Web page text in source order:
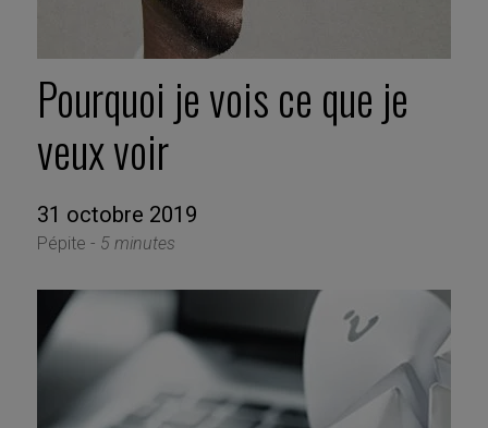
Pourquoi je vois ce que je
veux voir
31 octobre 2019
Pépite - 5 minutes